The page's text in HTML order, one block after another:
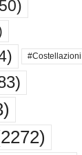
#Costellazioni